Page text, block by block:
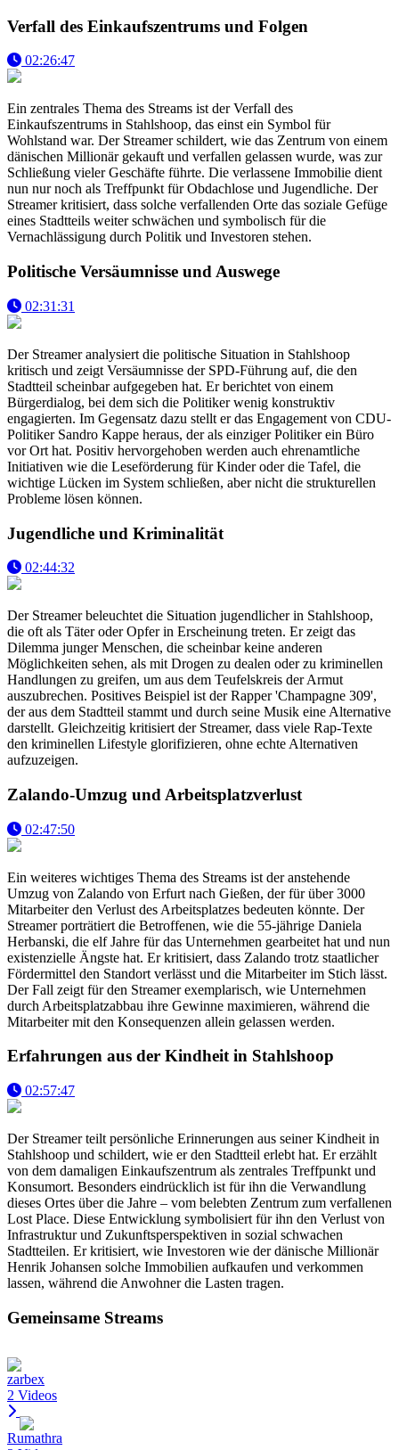
Verfall des Einkaufszentrums und Folgen
02:26:47
Ein zentrales Thema des Streams ist der Verfall des
Einkaufszentrums in Stahlshoop, das einst ein Symbol für
Wohlstand war. Der Streamer schildert, wie das Zentrum von einem
dänischen Millionär gekauft und verfallen gelassen wurde, was zur
Schließung vieler Geschäfte führte. Die verlassene Immobilie dient
nun nur noch als Treffpunkt für Obdachlose und Jugendliche. Der
Streamer kritisiert, dass solche verfallenden Orte das soziale Gefüge
eines Stadtteils weiter schwächen und symbolisch für die
Vernachlässigung durch Politik und Investoren stehen.
Politische Versäumnisse und Auswege
02:31:31
Der Streamer analysiert die politische Situation in Stahlshoop
kritisch und zeigt Versäumnisse der SPD-Führung auf, die den
Stadtteil scheinbar aufgegeben hat. Er berichtet von einem
Bürgerdialog, bei dem sich die Politiker wenig konstruktiv
engagierten. Im Gegensatz dazu stellt er das Engagement von CDU-
Politiker Sandro Kappe heraus, der als einziger Politiker ein Büro
vor Ort hat. Positiv hervorgehoben werden auch ehrenamtliche
Initiativen wie die Leseförderung für Kinder oder die Tafel, die
wichtige Lücken im System schließen, aber nicht die strukturellen
Probleme lösen können.
Jugendliche und Kriminalität
02:44:32
Der Streamer beleuchtet die Situation jugendlicher in Stahlshoop,
die oft als Täter oder Opfer in Erscheinung treten. Er zeigt das
Dilemma junger Menschen, die scheinbar keine anderen
Möglichkeiten sehen, als mit Drogen zu dealen oder zu kriminellen
Handlungen zu greifen, um aus dem Teufelskreis der Armut
auszubrechen. Positives Beispiel ist der Rapper 'Champagne 309',
der aus dem Stadtteil stammt und durch seine Musik eine Alternative
darstellt. Gleichzeitig kritisiert der Streamer, dass viele Rap-Texte
den kriminellen Lifestyle glorifizieren, ohne echte Alternativen
aufzuzeigen.
Zalando-Umzug und Arbeitsplatzverlust
02:47:50
Ein weiteres wichtiges Thema des Streams ist der anstehende
Umzug von Zalando von Erfurt nach Gießen, der für über 3000
Mitarbeiter den Verlust des Arbeitsplatzes bedeuten könnte. Der
Streamer porträtiert die Betroffenen, wie die 55-jährige Daniela
Herbanski, die elf Jahre für das Unternehmen gearbeitet hat und nun
existenzielle Ängste hat. Er kritisiert, dass Zalando trotz staatlicher
Fördermittel den Standort verlässt und die Mitarbeiter im Stich lässt.
Der Fall zeigt für den Streamer exemplarisch, wie Unternehmen
durch Arbeitsplatzabbau ihre Gewinne maximieren, während die
Mitarbeiter mit den Konsequenzen allein gelassen werden.
Erfahrungen aus der Kindheit in Stahlshoop
02:57:47
Der Streamer teilt persönliche Erinnerungen aus seiner Kindheit in
Stahlshoop und schildert, wie er den Stadtteil erlebt hat. Er erzählt
von dem damaligen Einkaufszentrum als zentrales Treffpunkt und
Konsumort. Besonders eindrücklich ist für ihn die Verwandlung
dieses Ortes über die Jahre – vom belebten Zentrum zum verfallenen
Lost Place. Diese Entwicklung symbolisiert für ihn den Verlust von
Infrastruktur und Zukunftsperspektiven in sozial schwachen
Stadtteilen. Er kritisiert, wie Investoren wie der dänische Millionär
Henrik Johansen solche Immobilien aufkaufen und verkommen
lassen, während die Anwohner die Lasten tragen.
Gemeinsame Streams
zarbex
2 Videos
Rumathra